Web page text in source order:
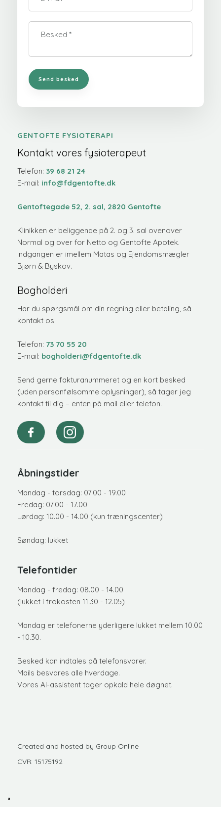
GENTOFTE FYSIOTERAPI
Kontakt vores fysioterapeut
​​Telefon: 39 68 21 24
E-mail: info@fdgentofte.dk
Gentoftegade 52, 2. sal, 2820 Gentofte
​Klinikken er beliggende på 2. og 3. sal ovenover
Normal og over for Netto og Gentofte Apotek.
Indgangen er imellem Matas og Ejendomsmægler
Bjørn & Byskov.
Bogholderi
Har du spørgsmål om din regning eller betaling, så
kontakt os.
​Telefon: 73 70 55 20
E-mail: bogholderi@fdgentofte.dk
Send gerne fakturanummeret og en kort besked
(uden personfølsomme oplysninger), så tager jeg
kontakt til dig – enten på mail eller telefon.
Åbningstider
Mandag - torsdag: 07.00 - 19.00
Fredag: 07.00 - 17.00
Lørdag: 10.00 - 14.00 (kun træningscenter)
Søndag: lukket
Telefontider
​Mandag - fredag: 08.00 - 14.00
(lukket i frokosten 11.30 - 12.05)
Mandag er telefonerne yderligere lukket mellem 10.00
- 10.30.
​Besked kan indtales på telefonsvarer.
Mails besvares alle hverdage.
Vores AI-assistent tager opkald hele døgnet.
Created and hosted by Group Online
CVR: 15175192